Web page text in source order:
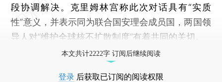
段协调解决。克里姆林宫称此次对话具有“实质
性”意义，并表示同为联合国安理会成员国，两国领
导人对“维护全球核不扩散制度”有着共同的关切。
本文共计2222字 订阅后继续阅读
登录 后获取已订阅的阅读权限